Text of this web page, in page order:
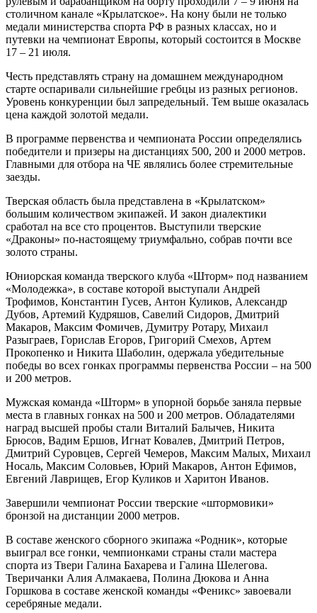
столичном канале «Крылатское». На кону были не только
медали министерства спорта РФ в разных классах, но и
путевки на чемпионат Европы, который состоится в Москве
17 – 21 июля.
Честь представлять страну на домашнем международном
старте оспаривали сильнейшие гребцы из разных регионов.
Уровень конкуренции был запредельный. Тем выше оказалась
цена каждой золотой медали.
В программе первенства и чемпионата России определялись
победители и призеры на дистанциях 500, 200 и 2000 метров.
Главными для отбора на ЧЕ являлись более стремительные
заезды.
Тверская область была представлена в «Крылатском»
большим количеством экипажей. И закон диалектики
сработал на все сто процентов. Выступили тверские
«Драконы» по-настоящему триумфально, собрав почти все
золото страны.
Юниорская команда тверского клуба «Шторм» под названием
«Молодежка», в составе которой выступали Андрей
Трофимов, Константин Гусев, Антон Куликов, Александр
Дубов, Артемий Кудряшов, Савелий Сидоров, Дмитрий
Макаров, Максим Фомичев, Думитру Ротару, Михаил
Разыграев, Горислав Егоров, Григорий Смехов, Артем
Прокопенко и Никита Шаболин, одержала убедительные
победы во всех гонках программы первенства России – на 500
и 200 метров.
Мужская команда «Шторм» в упорной борьбе заняла первые
места в главных гонках на 500 и 200 метров. Обладателями
наград высшей пробы стали Виталий Балычев, Никита
Брюсов, Вадим Ершов, Игнат Ковалев, Дмитрий Петров,
Дмитрий Суровцев, Сергей Чемеров, Максим Малых, Михаил
Носаль, Максим Соловьев, Юрий Макаров, Антон Ефимов,
Евгений Лаврищев, Егор Куликов и Харитон Иванов.
Завершили чемпионат России тверские «штормовики»
бронзой на дистанции 2000 метров.
В составе женского сборного экипажа «Родник», которые
выиграл все гонки, чемпионками страны стали мастера
спорта из Твери Галина Бахарева и Галина Шелегова.
Тверичанки Алия Алмакаева, Полина Дюкова и Анна
Горшкова в составе женской команды «Феникс» завоевали
серебряные медали.